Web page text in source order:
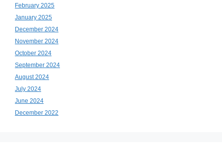
February 2025
January 2025
December 2024
November 2024
October 2024
September 2024
August 2024
July 2024
June 2024
December 2022